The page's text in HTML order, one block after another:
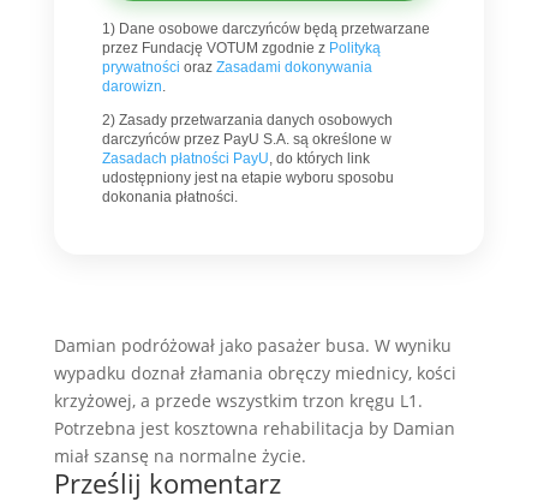
1) Dane osobowe darczyńców będą przetwarzane
przez Fundację VOTUM zgodnie z Polityką
prywatności oraz Zasadami dokonywania
darowizn.
2) Zasady przetwarzania danych osobowych
darczyńców przez PayU S.A. są określone w
Zasadach płatności PayU, do których link
udostępniony jest na etapie wyboru sposobu
dokonania płatności.
Damian podróżował jako pasażer busa. W wyniku
wypadku doznał złamania obręczy miednicy, kości
krzyżowej, a przede wszystkim trzon kręgu L1.
Potrzebna jest kosztowna rehabilitacja by Damian
miał szansę na normalne życie.
Prześlij komentarz